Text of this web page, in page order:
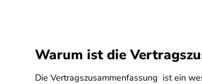
Warum ist die
Die Vertragszusammenfassung ist ein